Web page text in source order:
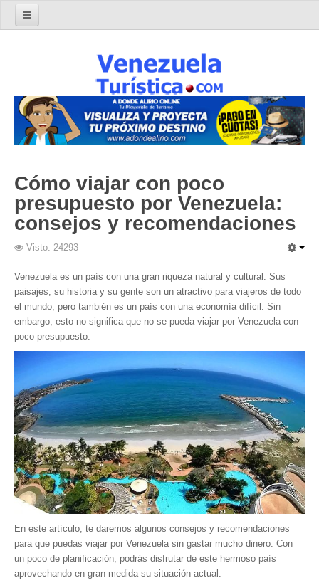
Turismo en Venezuela
Parques Nacionales de Venezuela
Parque Nacional Archipiélago Los Roques
Parque Nacional Canaima
Parque Nacional Henri Pittier y Choroní
Parque Nacional La Cueva del Guácharo
Parque Nacional Laguna de Tacarigua
Parque Nacional Los Médanos de Coro
Parque Nacional Mochima
Parque Nacional Morrocoy
Parque Nacional Península de Paria
Parque Nacional Sierra Nevada
Parque Nacional Parima-Tapirapeco
Parque Nacional Jaua-Sarisariñama
Ecoturismo en Venezuela
Montañas y Llanos
Zona Costera Venezolana
Amazonas
Barlovento
Delta Amacuro
Estado Sucre
Cómo viajar con poco
presupuesto por Venezuela:
consejos y recomendaciones
Visto: 24293
Venezuela es un país con una gran riqueza natural y cultural. Sus
paisajes, su historia y su gente son un atractivo para viajeros de todo
el mundo, pero también es un país con una economía difícil. Sin
embargo, esto no significa que no se pueda viajar por Venezuela con
poco presupuesto.
En este artículo, te daremos algunos consejos y recomendaciones
para que puedas viajar por Venezuela sin gastar mucho dinero. Con
un poco de planificación, podrás disfrutar de este hermoso país
aprovechando en gran medida su situación actual.